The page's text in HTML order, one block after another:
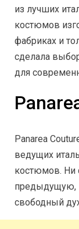
из лучших
костюмов
фабриках и
сделала
для
Panarea
ведущих
костюмов. Ни
предыдущую,
свободный